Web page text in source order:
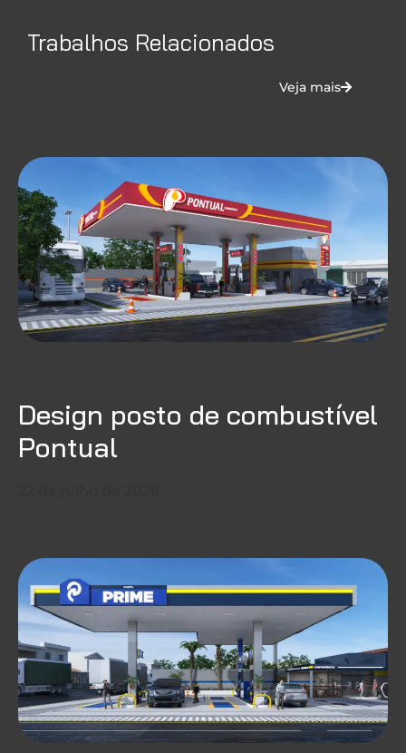
Trabalhos Relacionados
Veja mais
Design posto de combustível
Pontual